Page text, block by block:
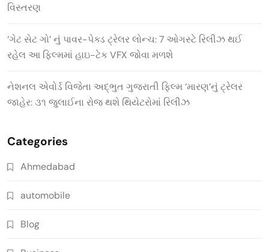
વિસ્તરણ
‘ગેટ સેટ ગો’ નું પાવર-પેક્ડ ટ્રેલર લોન્ચ: 7 ઓગસ્ટે રિલીઝ થઈ
રહેલ આ ફિલ્મમાં હાઇ-ટેક VFX જોવા મળશે
નેશનલ એવોર્ડ વિજેતા અદ્ભુત ગુજરાતી ફિલ્મ ‘મારણ’નું ટ્રેલર
જાહેર: ૩૧ જુલાઈના રોજ થશે થિયેટરોમાં રિલીઝ
Categories
Ahmedabad
automobile
Blog